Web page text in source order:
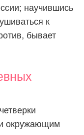
научившись
к
бывает
окружающим